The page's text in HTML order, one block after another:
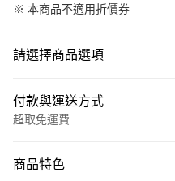
※ 本商品不適用折價券
請選擇商品選項
付款與運送方式
超取免運費
信用卡一次付款
商品特色